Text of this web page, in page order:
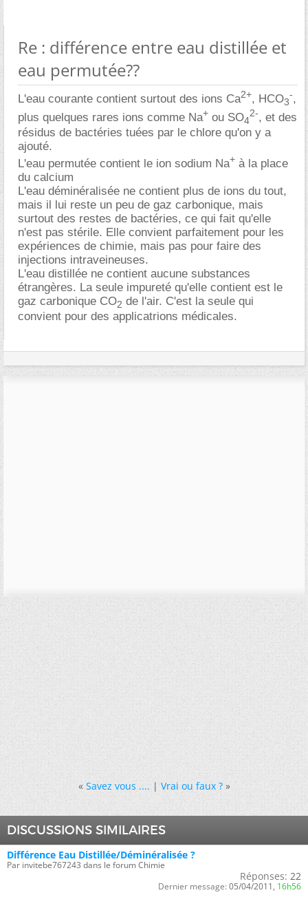
Re : différence entre eau distillée et
eau permutée??
L'eau courante contient surtout des ions Ca2+, HCO3
-,
plus quelques rares ions comme Na+ ou SO4
2-, et des
résidus de bactéries tuées par le chlore qu'on y a
ajouté.
L'eau permutée contient le ion sodium Na+ à la place
du calcium
L'eau déminéralisée ne contient plus de ions du tout,
mais il lui reste un peu de gaz carbonique, mais
surtout des restes de bactéries, ce qui fait qu'elle
n'est pas stérile. Elle convient parfaitement pour les
expériences de chimie, mais pas pour faire des
injections intraveineuses.
L'eau distillée ne contient aucune substances
étrangères. La seule impureté qu'elle contient est le
gaz carbonique CO2 de l'air. C'est la seule qui
convient pour des applicatrions médicales.
« Savez vous ....|Vrai ou faux ? »
DISCUSSIONS SIMILAIRES
Différence Eau Distillée/Déminéralisée ?
Par invitebe767243 dans le forum Chimie
Réponses: 22
Dernier message: 05/04/2011, 16h56